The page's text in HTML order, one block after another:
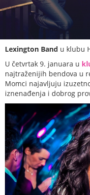
Lexington Band u klubu
U četvrtak 9. januara u
najtraženijih bendova u
Momci najavljuju
iznenađenja i dobrog